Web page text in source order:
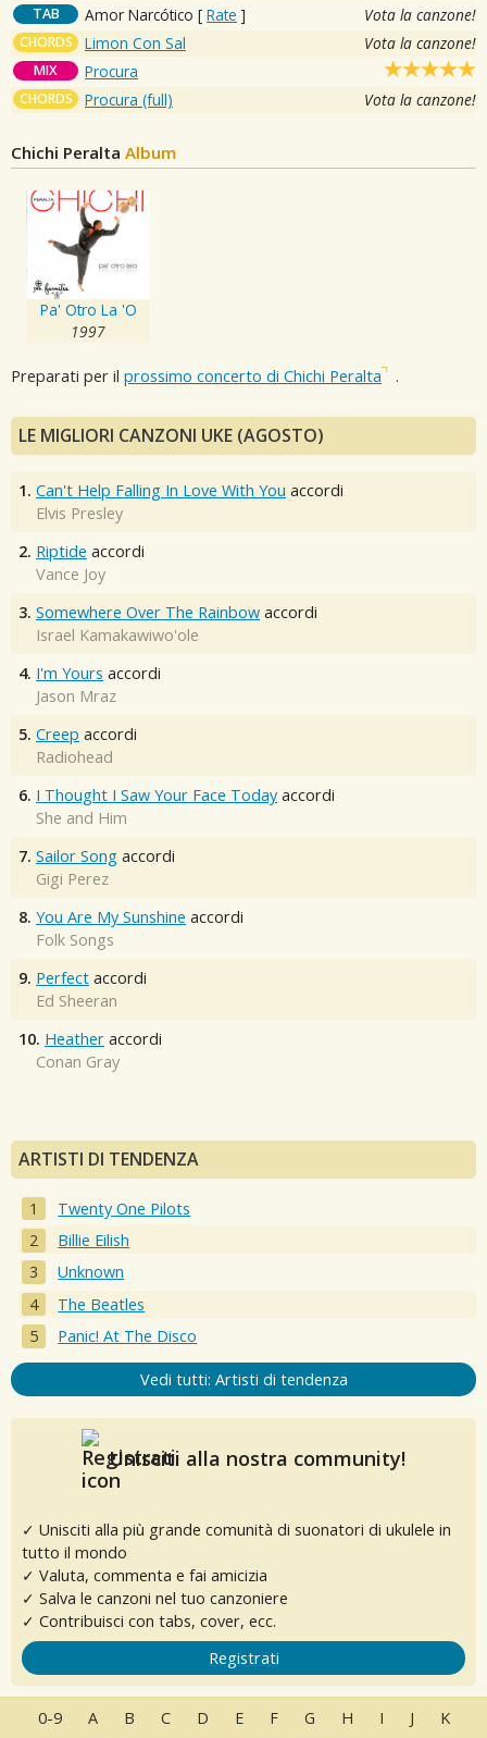
TAB Amor Narcótico [ Rate ] Vota la canzone!
CHORDS Limon Con Sal Vota la canzone!
MIX Procura
CHORDS Procura (full) Vota la canzone!
Chichi Peralta Album
Pa' Otro La 'O
1997
Preparati per il prossimo concerto di Chichi Peralta .
LE MIGLIORI CANZONI UKE (AGOSTO)
1. Can't Help Falling In Love With You accordi
Elvis Presley
2. Riptide accordi
Vance Joy
3. Somewhere Over The Rainbow accordi
Israel Kamakawiwo'ole
4. I'm Yours accordi
Jason Mraz
5. Creep accordi
Radiohead
6. I Thought I Saw Your Face Today accordi
She and Him
7. Sailor Song accordi
Gigi Perez
8. You Are My Sunshine accordi
Folk Songs
9. Perfect accordi
Ed Sheeran
10. Heather accordi
Conan Gray
ARTISTI DI TENDENZA
Twenty One Pilots
Billie Eilish
Unknown
The Beatles
Panic! At The Disco
Vedi tutti: Artisti di tendenza
Unisciti alla nostra community!
✓ Unisciti alla più grande comunità di suonatori di ukulele in
tutto il mondo
✓ Valuta, commenta e fai amicizia
✓ Salva le canzoni nel tuo canzoniere
✓ Contribuisci con tabs, cover, ecc.
Registrati
0-9 A B C D E F G H I J K